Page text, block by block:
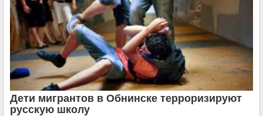
Дети мигрантов в Обнинске терроризируют
русскую школу